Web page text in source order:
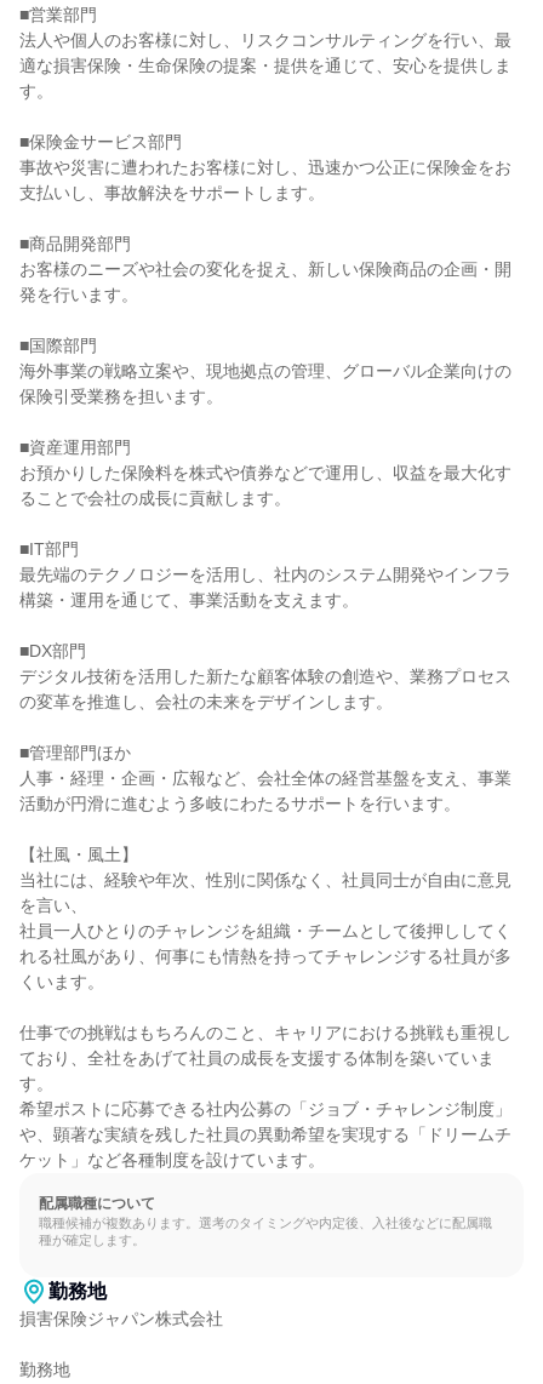
■営業部門
法人や個人のお客様に対し、リスクコンサルティングを行い、最
適な損害保険・生命保険の提案・提供を通じて、安心を提供しま
す。
■保険金サービス部門
事故や災害に遭われたお客様に対し、迅速かつ公正に保険金をお
支払いし、事故解決をサポートします。
■商品開発部門
お客様のニーズや社会の変化を捉え、新しい保険商品の企画・開
発を行います。
■国際部門
海外事業の戦略立案や、現地拠点の管理、グローバル企業向けの
保険引受業務を担います。
■資産運用部門
お預かりした保険料を株式や債券などで運用し、収益を最大化す
ることで会社の成長に貢献します。
■IT部門
最先端のテクノロジーを活用し、社内のシステム開発やインフラ
構築・運用を通じて、事業活動を支えます。
■DX部門
デジタル技術を活用した新たな顧客体験の創造や、業務プロセス
の変革を推進し、会社の未来をデザインします。
■管理部門ほか
人事・経理・企画・広報など、会社全体の経営基盤を支え、事業
活動が円滑に進むよう多岐にわたるサポートを行います。
【社風・風土】
当社には、経験や年次、性別に関係なく、社員同士が自由に意見
を言い、
社員一人ひとりのチャレンジを組織・チームとして後押ししてく
れる社風があり、何事にも情熱を持ってチャレンジする社員が多
くいます。
仕事での挑戦はもちろんのこと、キャリアにおける挑戦も重視し
ており、全社をあげて社員の成長を支援する体制を築いていま
す。
希望ポストに応募できる社内公募の「ジョブ・チャレンジ制度」
や、顕著な実績を残した社員の異動希望を実現する「ドリームチ
ケット」など各種制度を設けています。
配属職種について
職種候補が複数あります。選考のタイミングや内定後、入社後などに配属職
種が確定します。
勤務地
損害保険ジャパン株式会社
勤務地